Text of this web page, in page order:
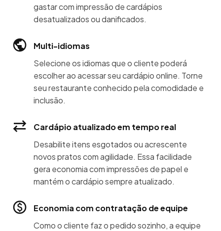
gastar com impressão de cardápios
desatualizados ou danificados.
Multi-idiomas
Selecione os idiomas que o cliente poderá
escolher ao acessar seu cardápio online. Torne
seu restaurante conhecido pela comodidade e
inclusão.
Cardápio atualizado em tempo real
Desabilite itens esgotados ou acrescente
novos pratos com agilidade. Essa facilidade
gera economia com impressões de papel e
mantém o cardápio sempre atualizado.
Economia com contratação de equipe
Como o cliente faz o pedido sozinho, a equipe